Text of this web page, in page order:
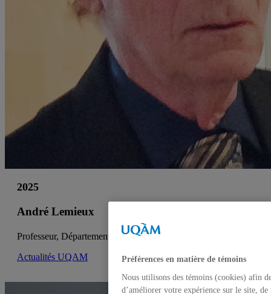
2025
André Lemieux
Professeur, Département d’éducation et pédagogie
Actualités UQAM
Préférences en matière de témoins
Nous utilisons des témoins (cookies) afin
d’améliorer votre expérience sur le site,